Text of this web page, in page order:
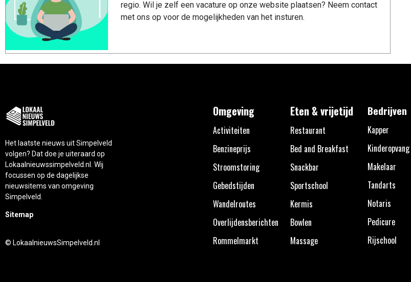
regio. Wil je zelf een vacature op onze website plaatsen? Neem contact
met ons op voor de mogelijkheden van het insturen.
Het laatste nieuws uit Simpelveld
volgen? Dat doe je uiteraard op
Lokaalnieuwssimpelveld.nl. Wij
focussen op de dagelijkse
nieuwsitems van omgeving
Simpelveld.
Sitemap
© LokaalnieuwsSimpelveld.nl
Omgeving
Activiteiten
Benzineprijs
Stroomstoring
Gebedstijden
Wandelroutes
Overlijdensberichten
Rommelmarkt
Eten & vrijetijd
Restaurant
Bed and Breakfast
Snackbar
Sportschool
Kermis
Bowlen
Massage
Bedrijven
Kapper
Kinderopvang
Makelaar
Tandarts
Notaris
Pedicure
Rijschool